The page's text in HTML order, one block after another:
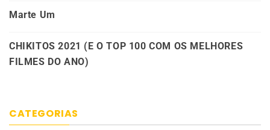
Marte Um
CHIKITOS 2021 (E O TOP 100 COM OS MELHORES
FILMES DO ANO)
CATEGORIAS